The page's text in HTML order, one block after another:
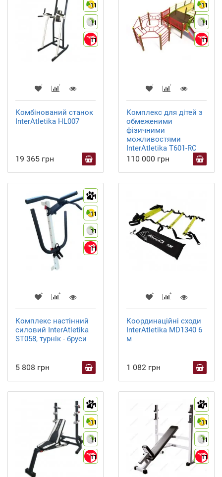
11
11
11
Комбінований станок
InterAtletika HL007
19 365 грн
11
11
11
Комплекс для дітей з
обмеженими
фізичними
можливостями
InterAtletika T601-RC
110 000 грн
11
11
11
11
Комплекс настінний
силовий InterAtletika
ST058, турнік - бруси
5 808 грн
Координаційні сходи
InterAtletika MD1340 6
м
1 082 грн
11
11
11
11
11
11
11
11